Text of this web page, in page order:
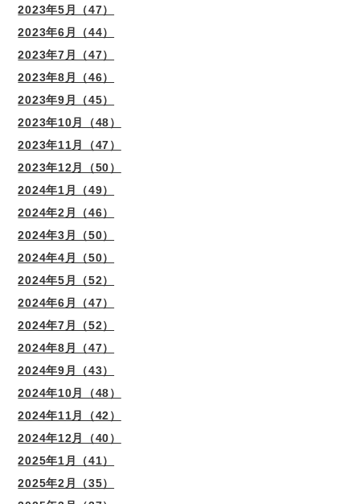
2023年5月（47）
2023年6月（44）
2023年7月（47）
2023年8月（46）
2023年9月（45）
2023年10月（48）
2023年11月（47）
2023年12月（50）
2024年1月（49）
2024年2月（46）
2024年3月（50）
2024年4月（50）
2024年5月（52）
2024年6月（47）
2024年7月（52）
2024年8月（47）
2024年9月（43）
2024年10月（48）
2024年11月（42）
2024年12月（40）
2025年1月（41）
2025年2月（35）